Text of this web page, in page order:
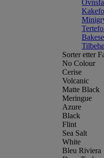
Sorter etter
No Colour
Cerise
Volcanic
Matte Black
Meringue
Azure
Black
Flint
Sea Salt
White
Bleu Riviera